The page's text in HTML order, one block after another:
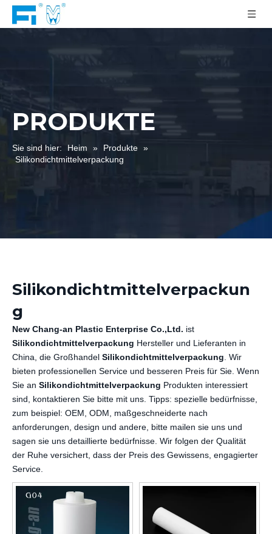
PRODUKTE
Sie sind hier: Heim » Produkte »
Silikondichtmittelverpackung
Silikondichtmittelverpackun
g
New Chang-an Plastic Enterprise Co.,Ltd. ist
Silikondichtmittelverpackung Hersteller und Lieferanten in
China, die Großhandel Silikondichtmittelverpackung . Wir
bieten professionellen Service und besseren Preis für Sie. Wenn
Sie an Silikondichtmittelverpackung Produkten interessiert
sind, kontaktieren Sie bitte mit uns. Tipps: spezielle bedürfnisse,
zum beispiel: OEM, ODM, maßgeschneiderte nach
anforderungen, design und andere, bitte mailen sie uns und
sagen sie uns detaillierte bedürfnisse. Wir folgen der Qualität
der Ruhe versichert, dass der Preis des Gewissens, engagierter
Service.